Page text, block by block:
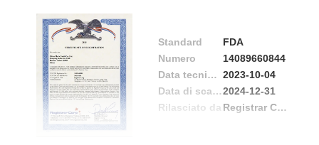
Standard
FDA
Numero
14089660844
Data tecnico Problema 2023-10-04
Data di scadenza2024-12-31
Rilasciato da
Registrar Corp.